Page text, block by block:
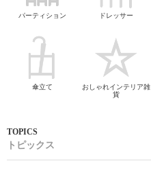
パーティション ドレッサー
傘立て
おしゃれインテリア雑
貨
トピックス